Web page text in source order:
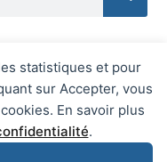
statistiques et pour
sur Accepter, vous
En savoir plus
.
Réservés